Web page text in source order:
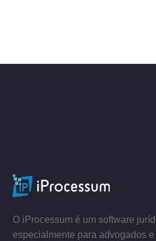
O iProcessum é um software
especialmente para advogados